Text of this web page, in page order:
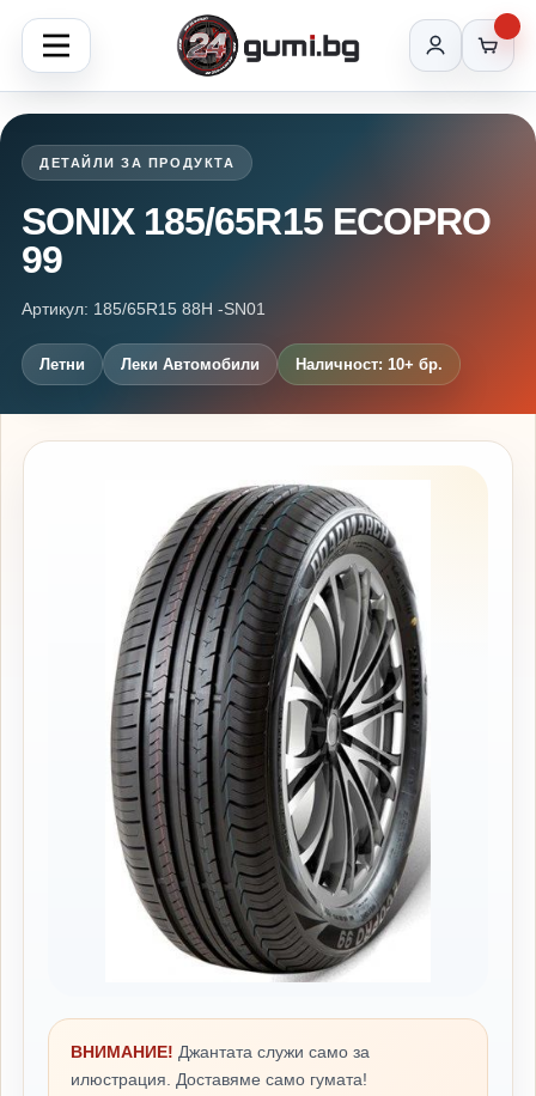
ДЕТАЙЛИ ЗА ПРОДУКТА
SONIX 185/65R15 ECOPRO
99
Артикул: 185/65R15 88H -SN01
Летни Леки Автомобили Наличност: 10+ бр.
ВНИМАНИЕ! Джантата служи само за
илюстрация. Доставяме само гумата!